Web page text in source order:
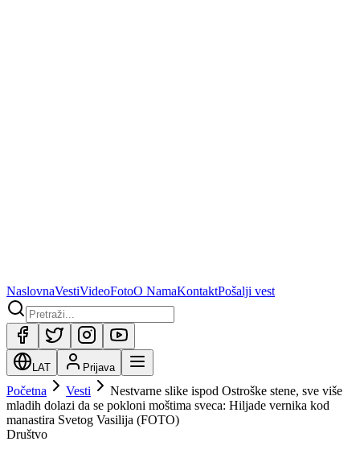
NaslovnaVestiVideoFotoO NamaKontaktPošalji vest
LAT Prijava
Početna Vesti
Nestvarne slike ispod Ostroške stene, sve više
mladih dolazi da se pokloni moštima sveca: Hiljade vernika kod
manastira Svetog Vasilija (FOTO)
Društvo